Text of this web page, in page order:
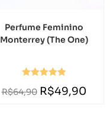
Perfume Feminino
Monterrey (The One)
Avaliação
5.00 de 5
R$64,90 R$49,90